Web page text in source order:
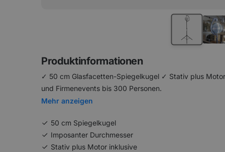
Produktinformationen
✓ 50 cm Glasfacetten-Spiegelkugel ✓ Stativ plus
und Firmenevents bis 300 Personen.
Mehr anzeigen
50 cm Spiegelkugel
Imposanter Durchmesser
Stativ plus Motor inklusive